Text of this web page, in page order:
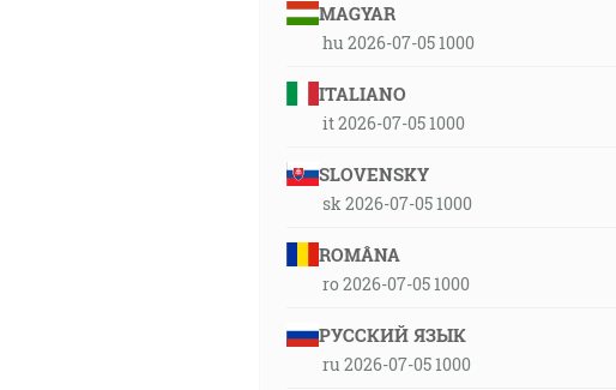
MAGYAR
hu 2026-07-05 1000
ITALIANO
it 2026-07-05 1000
SLOVENSKY
sk 2026-07-05 1000
ROMÂNA
ro 2026-07-05 1000
РУССКИЙ ЯЗЫК
ru 2026-07-05 1000